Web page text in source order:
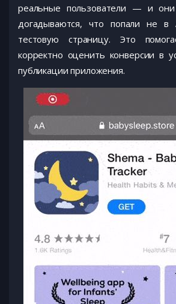
реальные пользователи — и
догадываются, что попали не
тестовую страницу. Это
корректно оценить конверсии в
публикации приложения.